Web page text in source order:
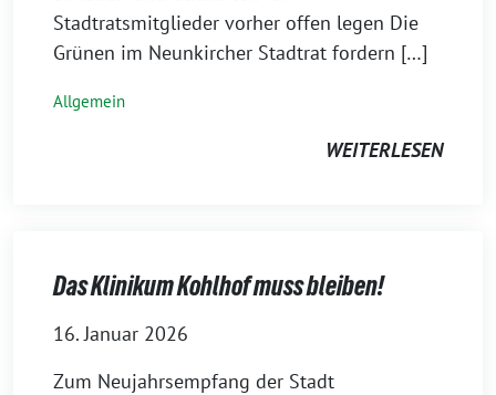
Stadtratsmitglieder vorher offen legen Die
Grünen im Neunkircher Stadtrat fordern […]
Allgemein
WEITERLESEN
Das Klinikum Kohlhof muss bleiben!
16. Januar 2026
Zum Neujahrsempfang der Stadt